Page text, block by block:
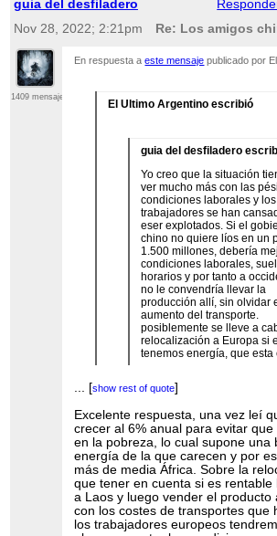
guia del desfiladero
Nov 28, 2022; 2:21pm
Re: Los amigos
1409 mensajes
En respuesta aeste mensaje publicado por
El Ultimo Argentino escribió
guia del desfiladero
Yo creo que la situación
ver mucho más con las
condiciones laborales y los
trabajadores se han
eser explotados. Si el
chino no quiere líos en un
1.500 millones, debería
condiciones laborales,
horarios y por tanto a
no le convendría llevar la
producción allí, sin olvidar
aumento del transporte.
posiblemente se lleve a
relocalización a Europa si
tenemos energía, que esta
Pienso seriamente que el cuento
Piensas que Europa puede
fábricas, barrios obreros ?
Para que salga rentable los
de miseria, y a los Europeos
poco entusiasmados con un
Talvez si llenan España con 10
latinos yo africanos, si el balance
... [show rest of quote]
Excelente respuesta, una vez leí
crecer al 6% anual para evitar
en la pobreza, lo cual supone una
energía de la que carecen y por
más de media África. Sobre la
que tener en cuenta si es rentable
a Laos y luego vender el producto
con los costes de transportes que
los trabajadores europeos